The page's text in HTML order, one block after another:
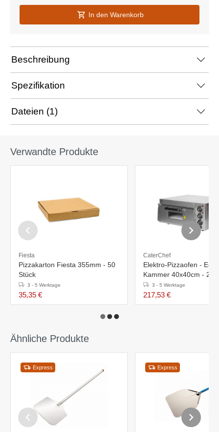
In den Warenkorb
Beschreibung
Spezifikation
Dateien (1)
Verwandte Produkte
Fiesta
Pizzakarton Fiesta 355mm - 50
Stück
3 - 5 Werktage
35,35 €
CaterChef
Elektro-Pizzaofen -
Kammer 40x40cm - 230V -
26,3(h)x58,5x56cm
3 - 5 Werktage
217,53 €
Ähnliche Produkte
Express Express